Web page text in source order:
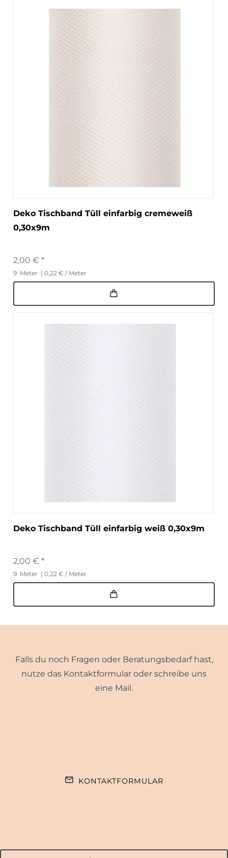
Deko Tischband Tüll einfarbig cremeweiß
0,30x9m
2,00 € *
9 Meter | 0,22 € / Meter
Deko Tischband Tüll einfarbig weiß 0,30x9m
2,00 € *
9 Meter | 0,22 € / Meter
Falls du noch Fragen oder Beratungsbedarf hast,
nutze das Kontaktformular oder schreibe uns
eine Mail.
KONTAKTFORMULAR